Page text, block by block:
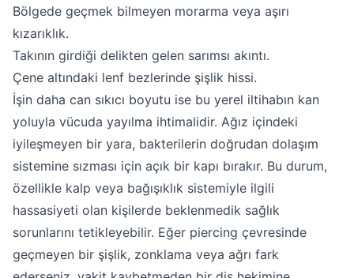
Bölgede geçmek bilmeyen morarma veya aşırı
kızarıklık.
Takının girdiği delikten gelen sarımsı akıntı.
Çene altındaki lenf bezlerinde şişlik hissi.
İşin daha can sıkıcı boyutu ise bu yerel iltihabın kan
yoluyla vücuda yayılma ihtimalidir. Ağız içindeki
iyileşmeyen bir yara, bakterilerin doğrudan dolaşım
sistemine sızması için açık bir kapı bırakır. Bu durum,
özellikle kalp veya bağışıklık sistemiyle ilgili
hassasiyeti olan kişilerde beklenmedik sağlık
sorunlarını tetikleyebilir. Eğer piercing çevresinde
geçmeyen bir şişlik, zonklama veya ağrı fark